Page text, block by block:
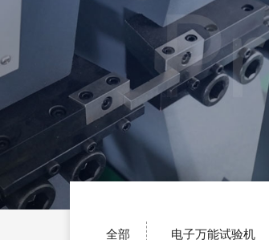
全部 电子万能试验机